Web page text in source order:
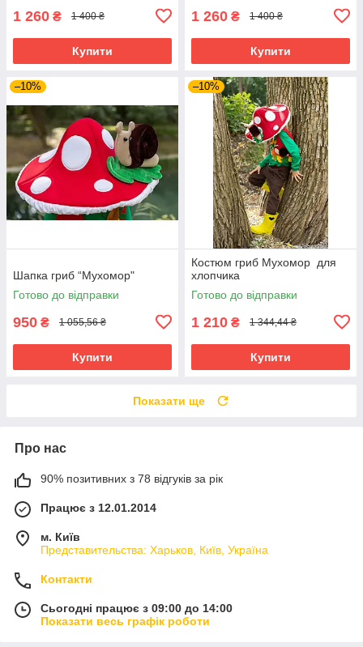
1 260 ₴ 1 400 ₴
Купити
1 260 ₴ 1 400 ₴
Купити
–10%
Шапка гриб “Мухомор"
Готово до відправки
950 ₴ 1 055,56 ₴
Купити
–10%
Костюм гриб Мухомор для
хлопчика
Готово до відправки
1 210 ₴ 1 344,44 ₴
Купити
Показати ще
Про нас
90% позитивних з 78 відгуків за рік
Працює з 12.01.2014
м. Київ
Представительства: Харьков, Київ, Україна
Контакти
Сьогодні працює з 09:00 до 14:00
Показати весь графік роботи